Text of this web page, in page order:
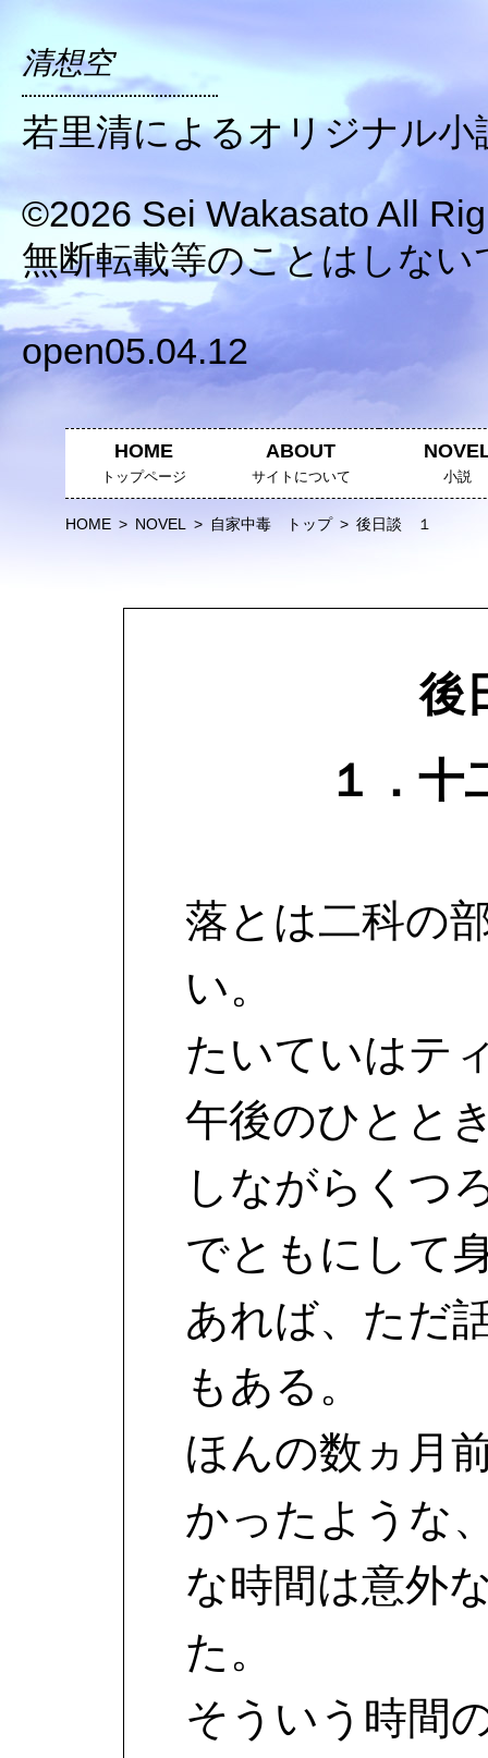
清想空
若里清によるオリジナル小
©2026 Sei Wakasato All
無断転載等のことはしな
open05.04.12
HOME
トップページ
ABOUT
サイトについて 小説
HOME > NOVEL > 自家中毒 トップ > 後日談 １
後
１．十
落とは二科の
い。
たいていはテ
午後のひとと
しながらくつ
でともにして
あれば、ただ
もある。
ほんの数ヵ月
かったような
な時間は意外
た。
そういう時間